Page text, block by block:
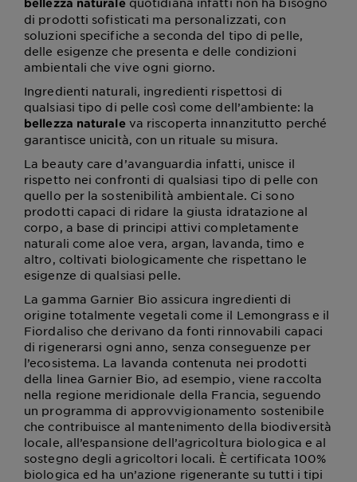
bellezza naturale
di prodotti sofisticati ma personalizzati, con
soluzioni specifiche a seconda del tipo di pelle,
delle esigenze che presenta e delle condizioni
ambientali che vive ogni giorno.
Ingredienti naturali, ingredienti rispettosi di
qualsiasi tipo di pelle così come dell’ambiente: la
bellezza naturaleva riscoperta innanzitutto perché
garantisce unicità, con un rituale su misura.
La beauty care d’avanguardia infatti, unisce il
rispetto nei confronti di qualsiasi tipo di pelle con
quello per la sostenibilità ambientale. Ci sono
prodotti capaci di ridare la giusta idratazione al
corpo, a base di principi attivi completamente
naturali come aloe vera, argan, lavanda, timo e
altro, coltivati biologicamente che rispettano le
esigenze di qualsiasi pelle.
La gamma Garnier Bio assicura ingredienti di
origine totalmente vegetali come il Lemongrass e il
Fiordaliso che derivano da fonti rinnovabili capaci
di rigenerarsi ogni anno, senza conseguenze per
l’ecosistema. La lavanda contenuta nei prodotti
della linea Garnier Bio, ad esempio, viene raccolta
nella regione meridionale della Francia, seguendo
un programma di approvvigionamento sostenibile
che contribuisce al mantenimento della biodiversità
locale, all’espansione dell’agricoltura biologica e al
sostegno degli agricoltori locali. È certificata 100%
biologica ed ha un’azione rigenerante su tutti i tipi